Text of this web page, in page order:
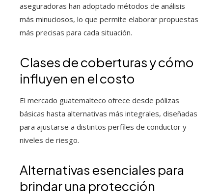
aseguradoras han adoptado métodos de análisis
más minuciosos, lo que permite elaborar propuestas
más precisas para cada situación.
Clases de coberturas y cómo
influyen en el costo
El mercado guatemalteco ofrece desde pólizas
básicas hasta alternativas más integrales, diseñadas
para ajustarse a distintos perfiles de conductor y
niveles de riesgo.
Alternativas esenciales para
brindar una protección